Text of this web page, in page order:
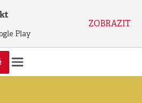
Play
ZOBRAZIT